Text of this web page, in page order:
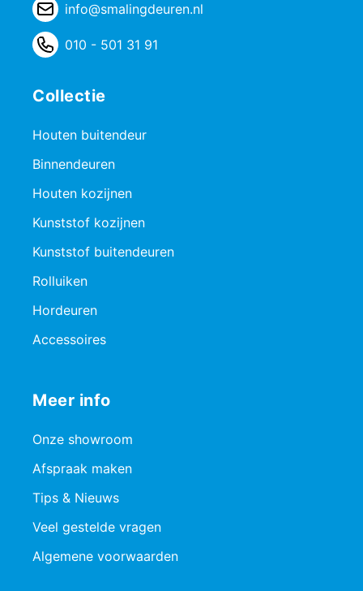
info@smalingdeuren.nl
010 - 501 31 91
Collectie
Houten buitendeur
Binnendeuren
Houten kozijnen
Kunststof kozijnen
Kunststof buitendeuren
Rolluiken
Hordeuren
Accessoires
Meer info
Onze showroom
Afspraak maken
Tips & Nieuws
Veel gestelde vragen
Algemene voorwaarden